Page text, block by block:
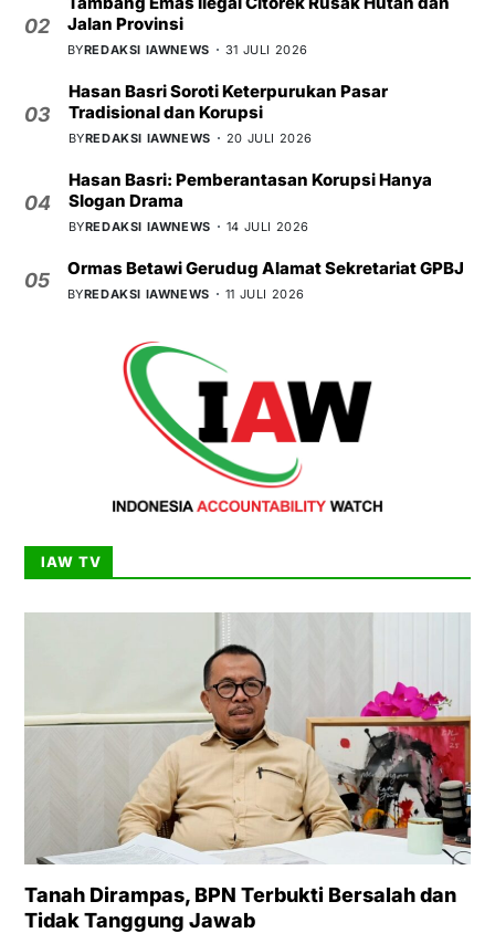
02
Jalan Provinsi
BYREDAKSI IAWNEWS 31 JULI 2026
03
Hasan Basri Soroti Keterpurukan Pasar
Tradisional dan Korupsi
BYREDAKSI IAWNEWS 20 JULI 2026
04
Hasan Basri: Pemberantasan Korupsi Hanya
Slogan Drama
BYREDAKSI IAWNEWS 14 JULI 2026
05
Ormas Betawi Gerudug Alamat Sekretariat GPBJ
BYREDAKSI IAWNEWS 11 JULI 2026
IAW TV
Tanah Dirampas, BPN Terbukti Bersalah dan
Tidak Tanggung Jawab